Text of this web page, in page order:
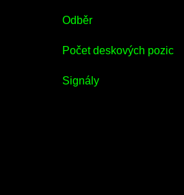
Odběr
Počet deskových pozic
Signály